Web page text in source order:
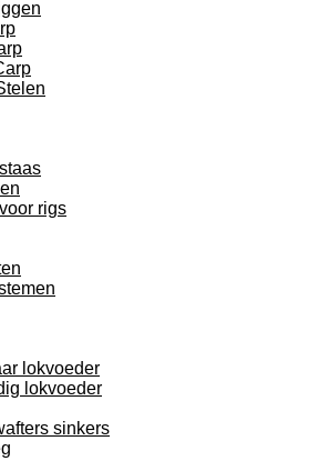
rigs
lokvoeder
lokvoeder
sinkers